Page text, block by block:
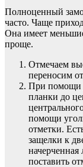
Полноценный
часто. Чаще
Она имеет
проще.
Отмечаем
переносим
При помощи
планки до
помощи
отметки.
защелки к
начерченная
поставить